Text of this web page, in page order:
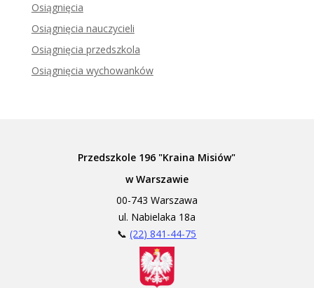
Osiągnięcia
Osiągnięcia nauczycieli
Osiągnięcia przedszkola
Osiągnięcia wychowanków
Przedszkole 196 "Kraina Misiów"
w Warszawie
00-743 Warszawa
ul. Nabielaka 18a
📞(22) 841-44-75